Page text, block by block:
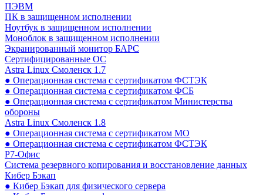
ПЭВМ
ПК в защищенном исполнении
Ноутбук в защищенном исполнении
Моноблок в защищенном исполнении
Экранированный монитор БАРС
Сертифицированные ОС
Astra Linux Смоленск 1.7
● Операционная система с сертификатом ФСТЭК
● Операционная система с сертификатом ФСБ
● Операционная система с сертификатом Министерства
обороны
Astra Linux Смоленск 1.8
● Операционная система с сертификатом МО
● Операционная система с сертификатом ФСТЭК
Р7-Офис
Система резервного копирования и восстановление данных
Кибер Бэкап
● Кибер Бэкап для физического сервера